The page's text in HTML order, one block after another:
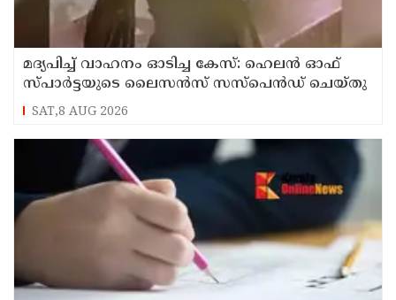
മദ്യപിച്ച് വാഹനം ഓടിച്ച കേസ്: ഹെലൻ ഓഫ്
സ്പാർട്ടയുടെ ലൈസൻസ് സസ്പെൻഡ് ചെയ്തു
SAT,8 AUG 2026